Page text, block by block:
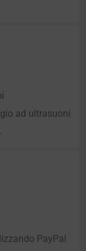
ad ultrasuoni
PayPal